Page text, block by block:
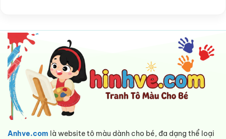
Anhve.com là website tô màu dành cho bé, đa dạng thể loại